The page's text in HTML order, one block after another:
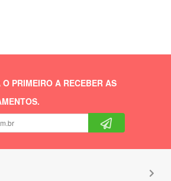
PRIMEIRO A RECEBER AS